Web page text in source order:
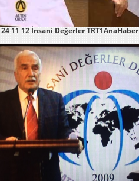
24 11 12 İnsani Değerler TRT1AnaHaber